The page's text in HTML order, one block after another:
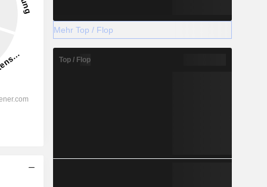
Mehr Top / Flop
Top / Flop